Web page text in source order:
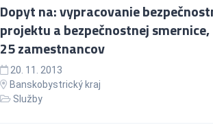
Dopyt na: vypracovanie
projektu a bezpečnostnej smernice,
25 zamestnancov
20. 11. 2013
Banskobystrický kraj
Služby